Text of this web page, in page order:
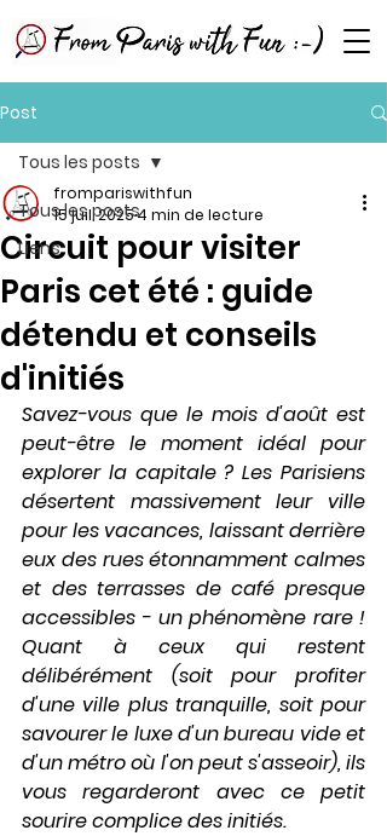
Post
Tous les posts
Liens
Tous les posts
Circuit pour visiter
Paris cet été : guide
détendu et conseils
d'initiés
frompariswithfun
15 juil. 20254 min de lecture
Savez-vous que le mois d'août est
peut-être le moment idéal pour
explorer la capitale ? Les Parisiens
désertent massivement leur ville
pour les vacances, laissant derrière
eux des rues étonnamment calmes
et des terrasses de café presque
accessibles - un phénomène rare !
Quant à ceux qui restent
délibérément (soit pour profiter
d'une ville plus tranquille, soit pour
savourer le luxe d'un bureau vide et
d'un métro où l'on peut s'asseoir), ils
vous regarderont avec ce petit
sourire complice des initiés.